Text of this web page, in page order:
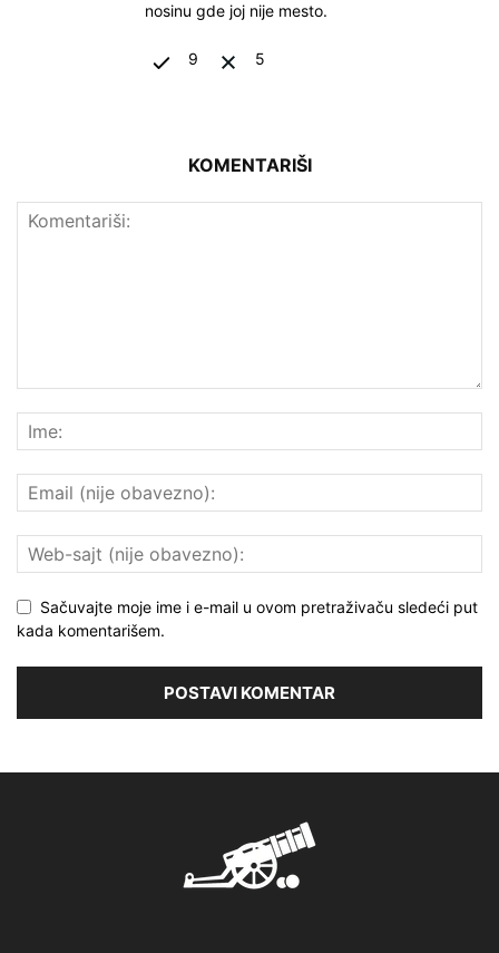
nosinu gde joj nije mesto.
9 5
KOMENTARIŠI
Sačuvajte moje ime i e-mail u ovom pretraživaču sledeći put
kada komentarišem.